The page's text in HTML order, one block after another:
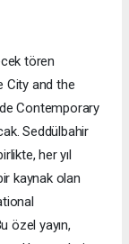
tören
City and the
Contemporary
Seddülbahir
her yıl
kaynak olan
özel yayın,